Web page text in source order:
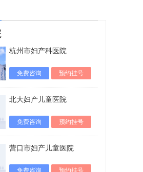
杭州市妇产科医院
免费咨询 预约挂号
北大妇产儿童医院
免费咨询 预约挂号
营口市妇产儿童医院